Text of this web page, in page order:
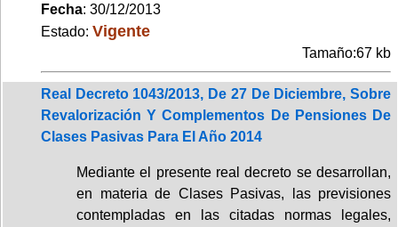
Fecha: 30/12/2013
Estado: Vigente
Tamaño:67 kb
Real Decreto 1043/2013, De 27 De Diciembre, Sobre
Revalorización Y Complementos De Pensiones De
Clases Pasivas Para El Año 2014
Mediante el presente real decreto se desarrollan,
en materia de Clases Pasivas, las previsiones
contempladas en las citadas normas legales,